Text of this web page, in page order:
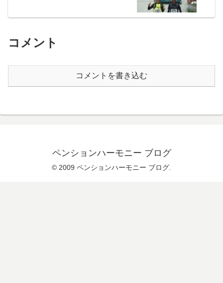
コメント
コメントを書き込む
ペンションハーモニー ブログ
© 2009 ペンションハーモニー ブログ.